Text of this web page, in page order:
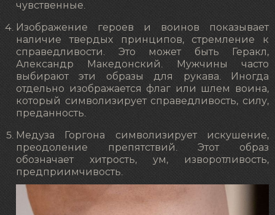
чувственные.
Изображение героев и воинов показывает
наличие твердых принципов, стремление к
справедливости. Это может быть Геракл,
Александр Македонский. Мужчины часто
выбирают эти образы для рукава. Иногда
отдельно изображается флаг или шлем воина,
который символизирует справедливость, силу,
преданность.
Медуза Горгона символизирует искушение,
преодоление препятствий. Этот образ
обозначает хитрость, ум, изворотливость,
предприимчивость.